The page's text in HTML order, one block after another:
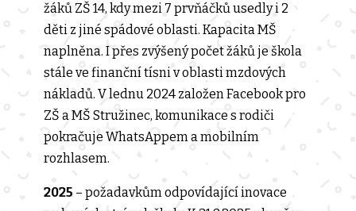
žáků ZŠ 14, kdy mezi 7 prvňáčků usedly i 2
děti z jiné spádové oblasti. Kapacita MŠ
naplněna. I přes zvýšený počet žáků je škola
stále ve finanční tísni v oblasti mzdových
nákladů. V lednu 2024 založen Facebook pro
ZŠ a MŠ Stružinec, komunikace s rodiči
pokračuje WhatsAppem a mobilním
rozhlasem.
2025 – požadavkům odpovídající inovace